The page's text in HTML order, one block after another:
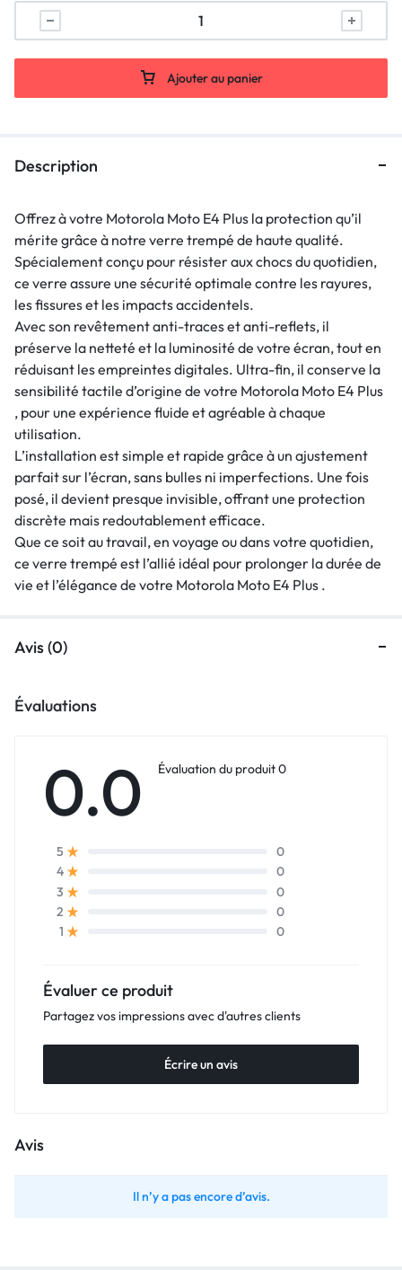
Ajouter au panier
Description
Offrez à votre Motorola Moto E4 Plus la protection qu’il
mérite grâce à notre verre trempé de haute qualité.
Spécialement conçu pour résister aux chocs du quotidien,
ce verre assure une sécurité optimale contre les rayures,
les fissures et les impacts accidentels.
Avec son revêtement anti-traces et anti-reflets, il
préserve la netteté et la luminosité de votre écran, tout en
réduisant les empreintes digitales. Ultra-fin, il conserve la
sensibilité tactile d’origine de votre Motorola Moto E4 Plus
, pour une expérience fluide et agréable à chaque
utilisation.
L’installation est simple et rapide grâce à un ajustement
parfait sur l’écran, sans bulles ni imperfections. Une fois
posé, il devient presque invisible, offrant une protection
discrète mais redoutablement efficace.
Que ce soit au travail, en voyage ou dans votre quotidien,
ce verre trempé est l’allié idéal pour prolonger la durée de
vie et l’élégance de votre Motorola Moto E4 Plus .
Avis (0)
Évaluations
0.0 Évaluation du produit 0
5
0
4
0
3
0
2
0
1
0
Évaluer ce produit
Partagez vos impressions avec d'autres clients
Écrire un avis
Avis
Il n’y a pas encore d’avis.